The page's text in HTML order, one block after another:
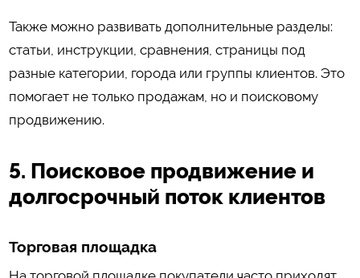
Также можно развивать дополнительные разделы:
статьи, инструкции, сравнения, страницы под
разные категории, города или группы клиентов. Это
помогает не только продажам, но и поисковому
продвижению.
5. Поисковое продвижение и
долгосрочный поток клиентов
Торговая площадка